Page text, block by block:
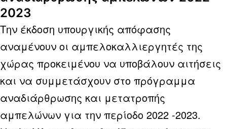
2023
Την έκδοση υπουργικής απόφασης
αναμένουν οι αμπελοκαλλιεργητές της
χώρας προκειμένου να υποβάλουν αιτήσεις
και να συμμετάσχουν στο πρόγραμμα
αναδιάρθρωσης και μετατροπής
αμπελώνων για την περίοδο 2022 -2023.